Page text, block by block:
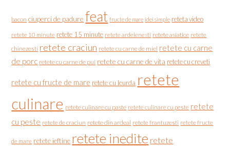
bacon ciuperci de padure feat fructe de mare idei simple reteta video
retete 10 minute retete 15 minute retete ardelenesti retete asiatice retete
chinezesti retete craciun retete cu carne de miel retete cu carne
de porc retete cu carne de pui retete cu carne de vita retete cu creveti
retete cu fructe de mare retete cu leurda retete
culinare retete culinare cu paste retete culinare cu peste retete
cu peste retete de craciun retete din ardeal retete frantuzesti retete fructe
de mare retete ieftine retete inedite retete